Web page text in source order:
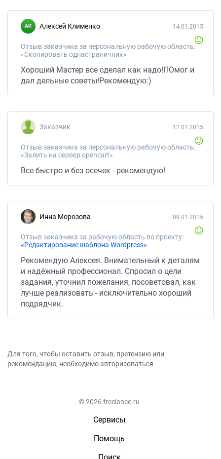
Алексей Клименко
Отзыв заказчика за персональную рабочую область:
«Скопировать однастраничник»
14.01.2015
Хороший Мастер все сделал как надо!ПОмог и
дал дельные советы!Рекомендую:)
Заказчик
Отзыв заказчика за персональную рабочую область:
«Залить на сервер opencart»
12.01.2015
Все быстро и без осечек - рекомендую!
Инна Морозова
Отзыв заказчика за рабочую область по проекту:
«Редактирование шаблона Wordpress»
09.01.2015
Рекомендую Алексея. Внимательный к деталям
и надёжный профессионал. Спросил о цели
задания, уточнил пожелания, посоветовал, как
лучше реализовать - исключительно хороший
подрядчик.
Для того, чтобы оставить отзыв, претензию или
рекомендацию, необходимо авторизоваться
© 2026 freelance.ru
Сервисы
Помощь